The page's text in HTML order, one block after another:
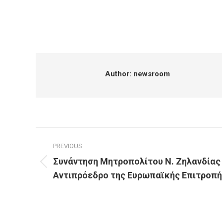
Author: newsroom
navigation
PREVIOUS
Previous
post:
Συνάντηση Μητροπολίτου Ν.
Αντιπρόεδρο της Ευρωπαϊκής